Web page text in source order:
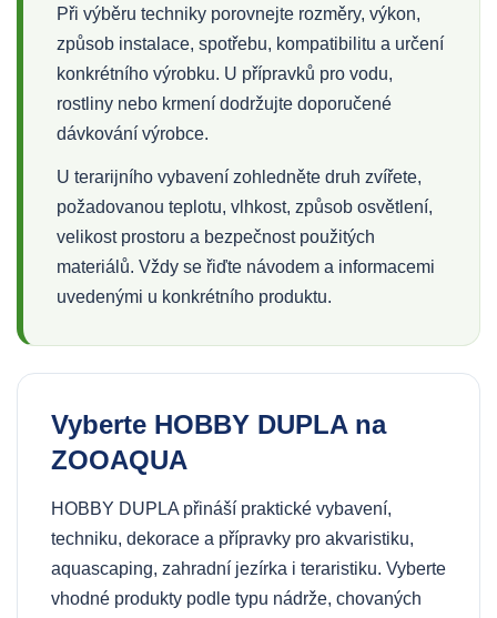
Při výběru techniky porovnejte rozměry, výkon,
způsob instalace, spotřebu, kompatibilitu a určení
konkrétního výrobku. U přípravků pro vodu,
rostliny nebo krmení dodržujte doporučené
dávkování výrobce.
U terarijního vybavení zohledněte druh zvířete,
požadovanou teplotu, vlhkost, způsob osvětlení,
velikost prostoru a bezpečnost použitých
materiálů. Vždy se řiďte návodem a informacemi
uvedenými u konkrétního produktu.
Vyberte HOBBY DUPLA na
ZOOAQUA
HOBBY DUPLA přináší praktické vybavení,
techniku, dekorace a přípravky pro akvaristiku,
aquascaping, zahradní jezírka i teraristiku. Vyberte
vhodné produkty podle typu nádrže, chovaných